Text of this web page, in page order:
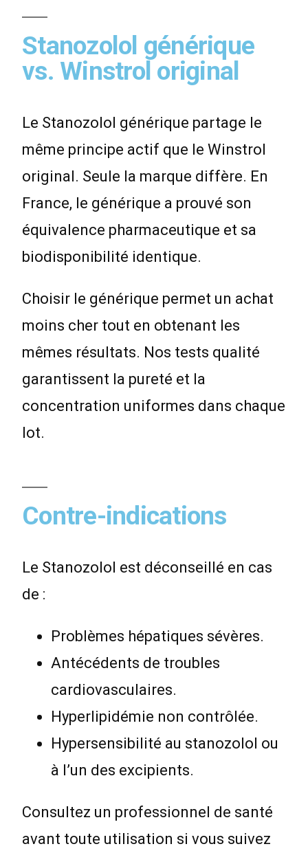
Stanozolol générique
vs. Winstrol original
Le Stanozolol générique partage le
même principe actif que le Winstrol
original. Seule la marque diffère. En
France, le générique a prouvé son
équivalence pharmaceutique et sa
biodisponibilité identique.
Choisir le générique permet un achat
moins cher tout en obtenant les
mêmes résultats. Nos tests qualité
garantissent la pureté et la
concentration uniformes dans chaque
lot.
Contre-indications
Le Stanozolol est déconseillé en cas
de :
Problèmes hépatiques sévères.
Antécédents de troubles
cardiovasculaires.
Hyperlipidémie non contrôlée.
Hypersensibilité au stanozolol ou
à l’un des excipients.
Consultez un professionnel de santé
avant toute utilisation si vous suivez